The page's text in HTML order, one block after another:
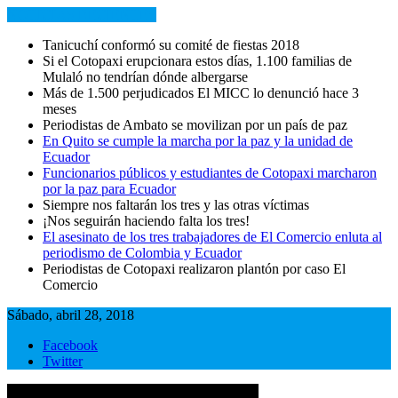
Tanicuchí conformó su comité de fiestas 2018
Si el Cotopaxi erupcionara estos días, 1.100 familias de
Mulaló no tendrían dónde albergarse
Más de 1.500 perjudicados El MICC lo denunció hace 3
meses
Periodistas de Ambato se movilizan por un país de paz
En Quito se cumple la marcha por la paz y la unidad de
Ecuador
Funcionarios públicos y estudiantes de Cotopaxi marcharon
por la paz para Ecuador
Siempre nos faltarán los tres y las otras víctimas
¡Nos seguirán haciendo falta los tres!
El asesinato de los tres trabajadores de El Comercio enluta al
periodismo de Colombia y Ecuador
Periodistas de Cotopaxi realizaron plantón por caso El
Comercio
Sábado, abril 28, 2018
Facebook
Twitter